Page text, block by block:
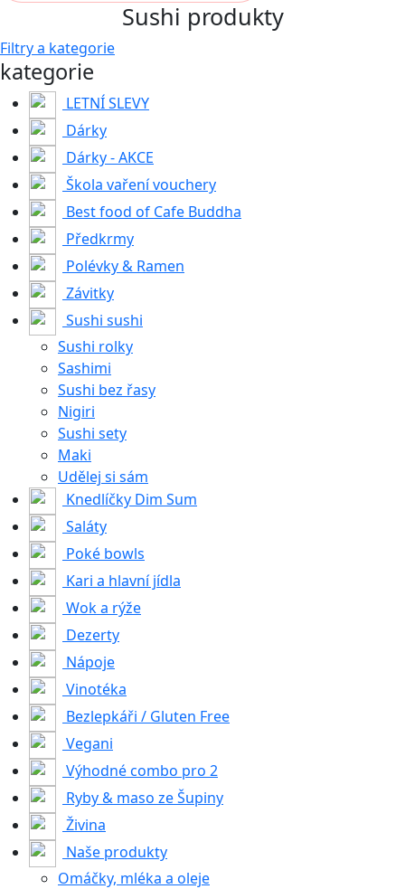
Sushi produkty
Filtry a kategorie
kategorie
LETNÍ SLEVY
Dárky
Dárky - AKCE
Škola vaření vouchery
Best food of Cafe Buddha
Předkrmy
Polévky & Ramen
Závitky
Sushi sushi
Sushi rolky
Sashimi
Sushi bez řasy
Nigiri
Sushi sety
Maki
Udělej si sám
Knedlíčky Dim Sum
Saláty
Poké bowls
Kari a hlavní jídla
Wok a rýže
Dezerty
Nápoje
Vinotéka
Bezlepkáři / Gluten Free
Vegani
Výhodné combo pro 2
Ryby & maso ze Šupiny
Živina
Naše produkty
Omáčky, mléka a oleje